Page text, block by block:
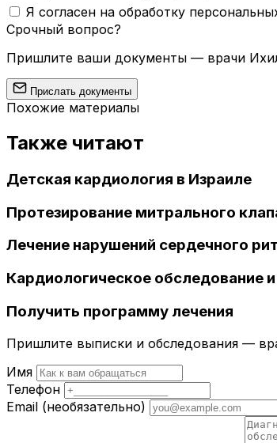
Я согласен на обработку
Срочный вопрос?
Пришлите ваши документы — врачи
Прислать документы
Похожие материалы
Также читают
Детская кардиология в Израиле
Протезирование митрального
Лечение нарушений сердечного
Кардиологическое обследование
Получить программу лечения
Пришлите выписки и обследования —
Имя
Телефон
Email (необязательно)